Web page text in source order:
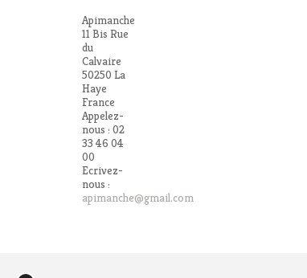
Apimanche
11 Bis Rue
du
Calvaire
50250 La
Haye
France
Appelez-
nous : 02
33 46 04
00
Ecrivez-
nous :
apimanche@gmail.com